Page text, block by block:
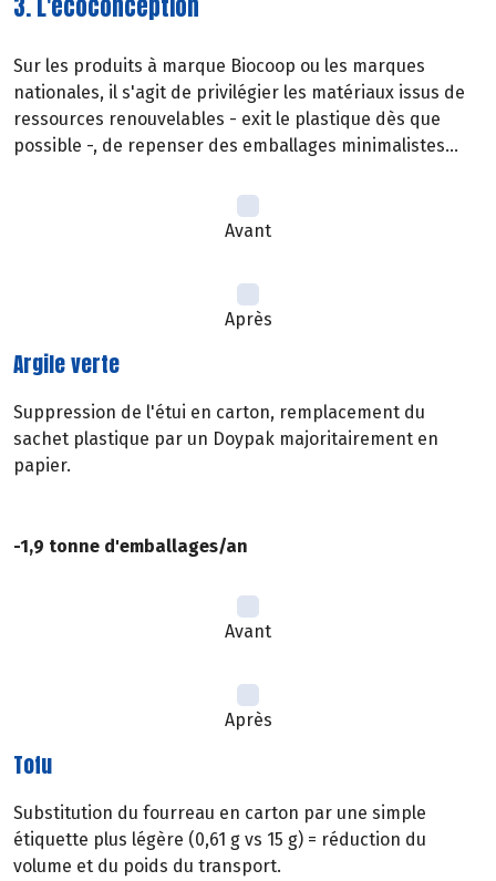
3. L'écoconception
Sur les produits à marque Biocoop ou les marques
nationales, il s'agit de privilégier les matériaux issus de
ressources renouvelables - exit le plastique dès que
possible -, de repenser des emballages minimalistes...
Avant
Après
Argile verte
Suppression de l'étui en carton, remplacement du
sachet plastique par un Doypak majoritairement en
papier.
-1,9 tonne d'emballages/an
Avant
Après
Tofu
Substitution du fourreau en carton par une simple
étiquette plus légère (0,61 g vs 15 g) = réduction du
volume et du poids du transport.